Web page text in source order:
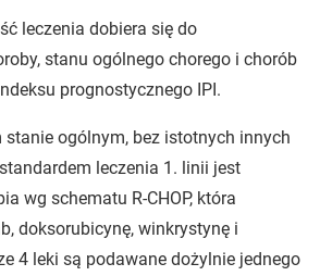
leczenia dobiera się do
stanu ogólnego chorego i chorób
prognostycznego IPI.
stanie ogólnym, bez istotnych innych
leczenia 1. linii jest
wg schematu R-CHOP, która
doksorubicynę, winkrystynę i
4 leki są podawane dożylnie jednego